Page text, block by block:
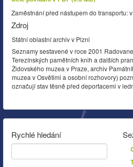
Zaměstnání před nástupem do transportu:
Zdroj
Státní oblastní archiv v Plzni
Seznamy sestavené v roce 2001
Terezínských pamětních knih a dalších
Židovského muzea v Praze, archiv
muzea v Osvětimi a osobní rozhovory)
označují stav těsně před deportacemi v
Rychlé hledání